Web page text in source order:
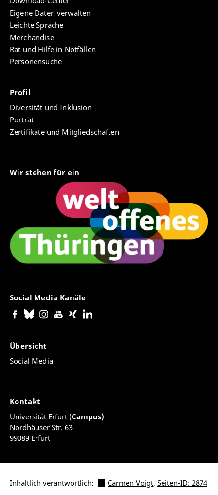
Eigene Daten verwalten
Leichte Sprache
Merchandise
Rat und Hilfe in Notfällen
Personensuche
Profil
Diversität und Inklusion
Porträt
Zertifikate und Mitgliedschaften
Wir stehen für ein
Social Media Kanäle
Übersicht
Social Media
Kontakt
Universität Erfurt (Campus)
Nordhäuser Str. 63
99089 Erfurt
Inhaltlich verantwortlich: Carmen Voigt, Seiten-ID: 2874